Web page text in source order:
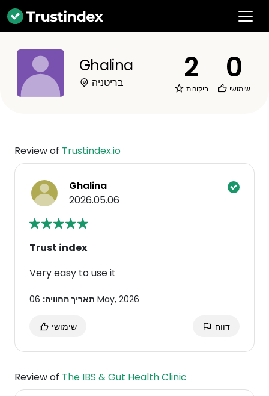
Ghalina
בריטניה 2
ביקורות
0
שימושי
Review of Trustindex.io
Ghalina
2026.05.06
Trust index
Very easy to use it
תאריך החוויה: 06 May, 2026
שימושי דווח
Review of The IBS & Gut Health Clinic